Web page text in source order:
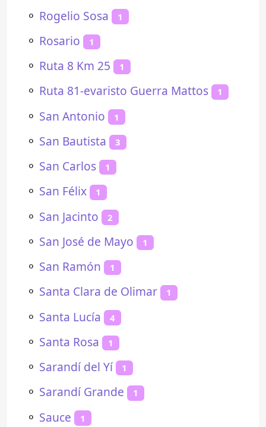
⚬ Rogelio Sosa 1
⚬ Rosario 1
⚬ Ruta 8 Km 25 1
⚬ Ruta 81-evaristo Guerra Mattos 1
⚬ San Antonio 1
⚬ San Bautista 3
⚬ San Carlos 1
⚬ San Félix 1
⚬ San Jacinto 2
⚬ San José de Mayo 1
⚬ San Ramón 1
⚬ Santa Clara de Olimar 1
⚬ Santa Lucía 4
⚬ Santa Rosa 1
⚬ Sarandí del Yí 1
⚬ Sarandí Grande 1
⚬ Sauce 1